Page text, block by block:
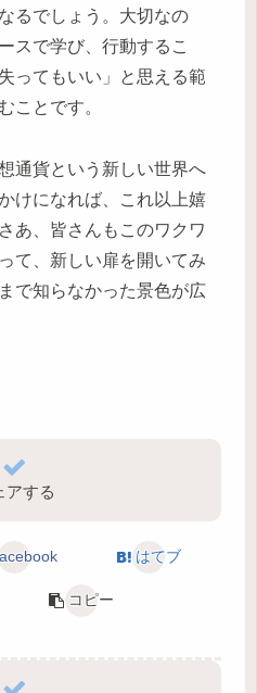
るでしょう。大切なの
スで学び、行動するこ
ってもいい」と思える範
ことです。
通貨という新しい世界へ
けになれば、これ以上嬉
あ、皆さんもこのワクワ
て、新しい扉を開いてみ
で知らなかった景色が広
アする
はてブ
コピー